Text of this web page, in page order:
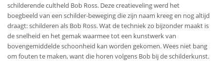
schilderende cultheld Bob Ross. Deze creatieveling werd het
boegbeeld van een schilder-beweging die zijn naam kreeg en nog altijd
draagt: schilderen als Bob Ross. Wat de techniek zo bijzonder maakt is
de snelheid en het gemak waarmee tot een kunstwerk van
bovengemiddelde schoonheid kan worden gekomen. Wees niet bang
om fouten te maken, want die horen volgens Bob bij de schilderkunst.